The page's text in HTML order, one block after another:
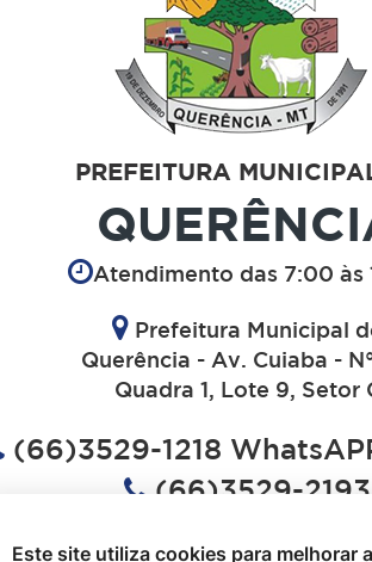
PREFEITURA
Atendimento das 7:00 às
Prefeitura Municipal
Querência - Av. Cuiaba -
Quadra 1, Lote 9, Setor
(66)3529-1218
(66)3529-2193
Este site utiliza cookies para melhorar